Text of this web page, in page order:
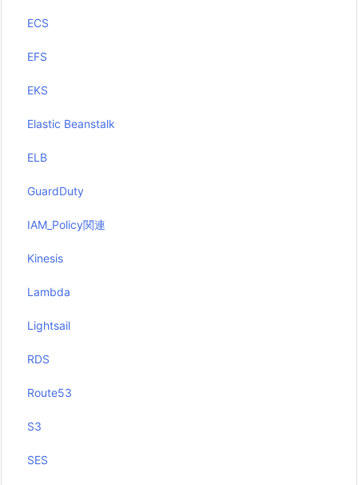
ECS
EFS
EKS
Elastic Beanstalk
ELB
GuardDuty
IAM_Policy関連
Kinesis
Lambda
Lightsail
RDS
Route53
S3
SES